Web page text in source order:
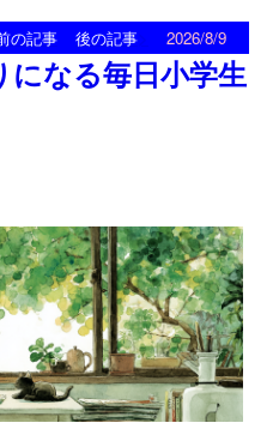
の記事 後の記事 2026/8/9
になる毎日小学生